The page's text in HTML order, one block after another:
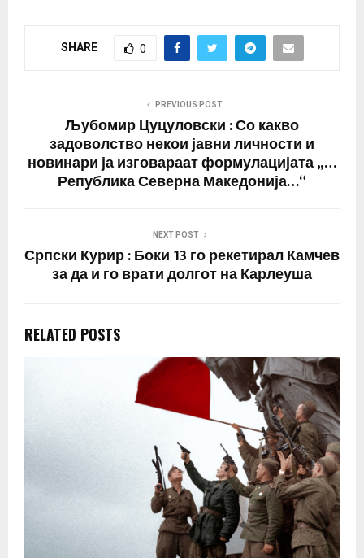
SHARE 0
PREVIOUS POST
Љубомир Цуцуловски : Со какво
задоволство некои јавни личности и
новинари ја изговараат формулацијата „…
Република Северна Македонија…“
NEXT POST
Српски Курир : Боки 13 го рекетирал Камчев
за да и го врати долгот на Карлеуша
RELATED POSTS